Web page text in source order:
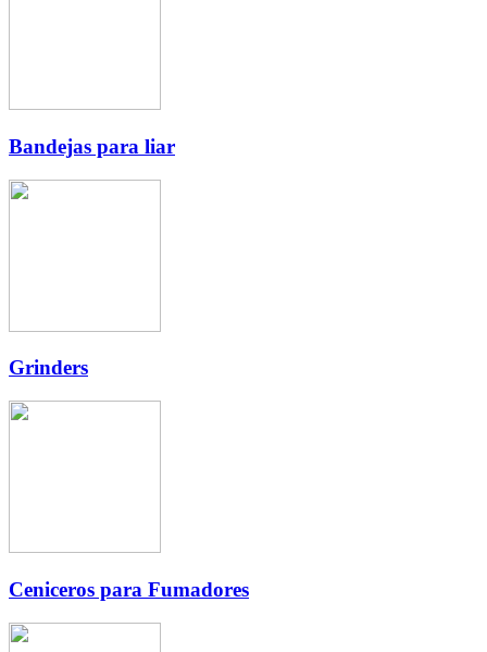
Bandejas para liar
Grinders
Ceniceros para Fumadores